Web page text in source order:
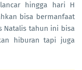
hingga hari H
bisa bermanfaat
Natalis tahun ini bisa
hiburan tapi juga